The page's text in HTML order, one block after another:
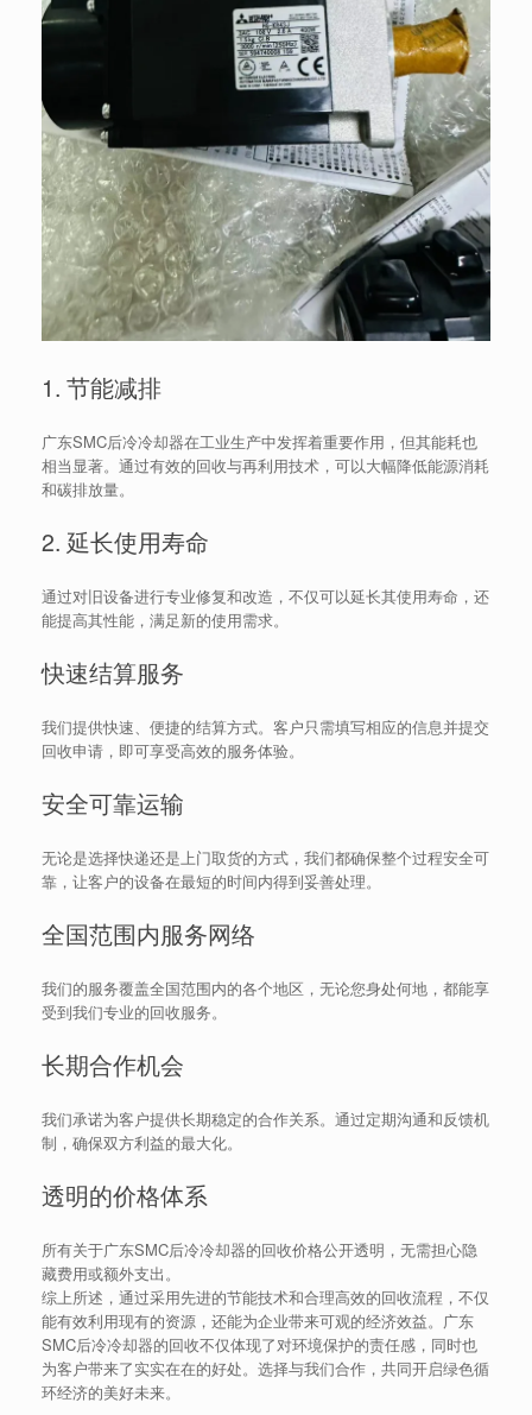
1. 节能减排
广东SMC后冷冷却器在工业生产中发挥着重要作用，但其能耗也
相当显著。通过有效的回收与再利用技术，可以大幅降低能源消耗
和碳排放量。
2. 延长使用寿命
通过对旧设备进行专业修复和改造，不仅可以延长其使用寿命，还
能提高其性能，满足新的使用需求。
快速结算服务
我们提供快速、便捷的结算方式。客户只需填写相应的信息并提交
回收申请，即可享受高效的服务体验。
安全可靠运输
无论是选择快递还是上门取货的方式，我们都确保整个过程安全可
靠，让客户的设备在最短的时间内得到妥善处理。
全国范围内服务网络
我们的服务覆盖全国范围内的各个地区，无论您身处何地，都能享
受到我们专业的回收服务。
长期合作机会
我们承诺为客户提供长期稳定的合作关系。通过定期沟通和反馈机
制，确保双方利益的最大化。
透明的价格体系
所有关于广东SMC后冷冷却器的回收价格公开透明，无需担心隐
藏费用或额外支出。
综上所述，通过采用先进的节能技术和合理高效的回收流程，不仅
能有效利用现有的资源，还能为企业带来可观的经济效益。广东
SMC后冷冷却器的回收不仅体现了对环境保护的责任感，同时也
为客户带来了实实在在的好处。选择与我们合作，共同开启绿色循
环经济的美好未来。